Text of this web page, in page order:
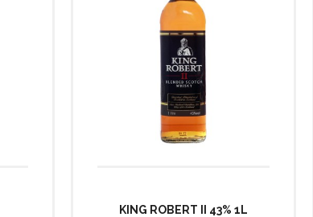
KING ROBERT II 43% 1L